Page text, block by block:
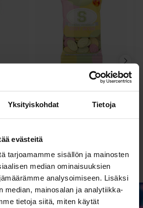
Yksityiskohdat Tietoja
evästeitä
tarjoamamme sisällön ja mainosten
median ominaisuuksien
analysoimiseen. Lisäksi
median, mainosalan ja analytiikka-
tietoja siitä, miten käytät
S-merkit, Kirpeä vaahto
70 grammaa
1,99 €